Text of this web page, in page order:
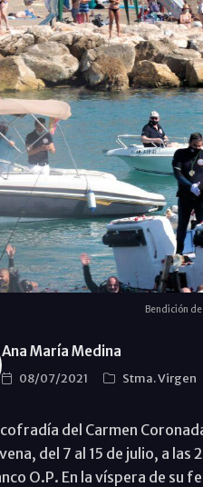
Bendición
Ana María Medina
08/07/2021 Stma. Virgen
del Carmen
del 7 al 15 de julio, a
O.P. En la víspera de su